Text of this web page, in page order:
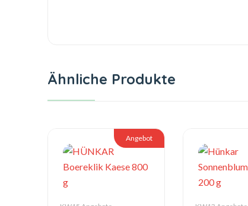
Ähnliche Produkte
Angebot